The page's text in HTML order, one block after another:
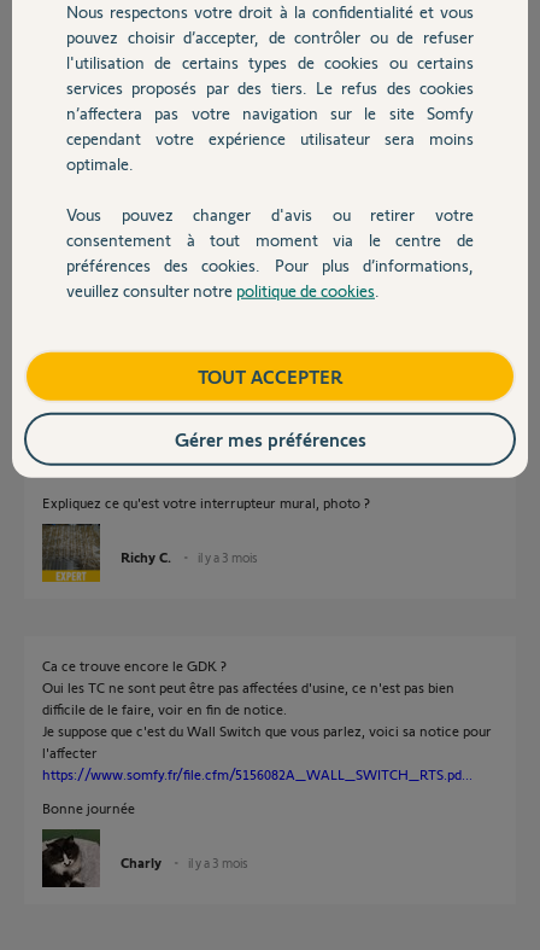
Chauffage
Autres produits
Devis avec un pro
Contact
même problème que moi mais je n’ai pas trouvé qu’elle était la
solution
Pouvez-vous m’aider?
antony G.
il y a 3 mois
Participer au fil de discussion
Réponses
Il arrive que les conditionneurs oublient de mémoriser les
Vous devez donc les mémoriser en vous aidant de la notice.
Expliquez ce qu'est votre interrupteur mural, photo ?
Richy C. il y a 3 mois
Ca ce trouve encore le GDK ?
Oui les TC ne sont peut être pas affectées d'usine, ce n'est pas bien
difficile de le faire, voir en fin de notice.
Je suppose que c'est du Wall Switch que vous parlez, voici sa notice pour
l'affecter
https://www.somfy.fr/file.cfm/5156082A_WALL_SWITCH_RTS.pd...
Bonne journée
Charly il y a 3 mois
Nous respectons votre droit à la confidentialité et vous
pouvez choisir d’accepter, de contrôler ou de refuser
l'utilisation de certains types de cookies ou certains
services proposés par des tiers. Le refus des cookies
n’affectera pas votre navigation sur le site Somfy
cependant votre expérience utilisateur sera moins
optimale.
Vous pouvez changer d'avis ou retirer votre
consentement à tout moment via le centre de
préférences des cookies. Pour plus d’informations,
veuillez consulter notre politique de cookies
TOUT ACCEPTER
Gérer mes préférences